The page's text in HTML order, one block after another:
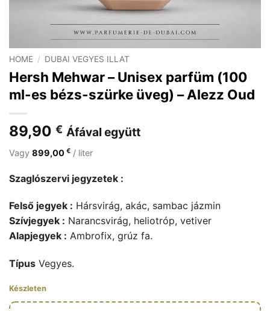
HOME / DUBAI VEGYES ILLAT
Hersh Mehwar – Unisex parfüm (100
ml-es bézs-szürke üveg) – Alezz Oud
89,90 € Áfával együtt
Vagy 899,00 € / liter
Szaglószervi jegyzetek :
Felső jegyek : Hársvirág, akác, sambac jázmin
Szívjegyek : Narancsvirág, heliotróp, vetiver
Alapjegyek : Ambrofix, grúz fa.
Típus Vegyes.
Készleten